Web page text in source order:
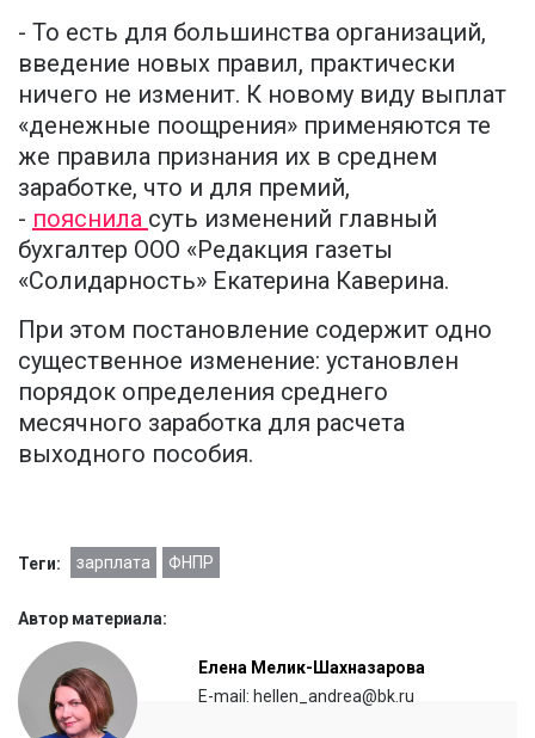
- То есть для большинства организаций,
введение новых правил, практически
ничего не изменит. К новому виду выплат
«денежные поощрения» применяются те
же правила признания их в среднем
заработке, что и для премий,
- пояснила суть изменений главный
бухгалтер ООО «Редакция газеты
«Солидарность» Екатерина Каверина.
При этом постановление содержит одно
существенное изменение: установлен
порядок определения среднего
месячного заработка для расчета
выходного пособия.
Теги: зарплата ФНПР
Автор материала:
Елена Мелик-Шахназарова
E-mail: hellen_andrea@bk.ru